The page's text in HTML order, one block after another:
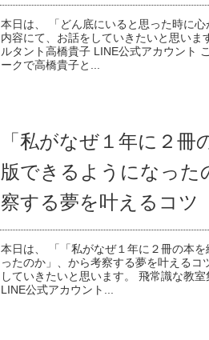
本日は、 「どん底にいると思った時に
内容にて、お話をしていきたいと思いま
ルタント高橋貴子 LINE公式アカウント
ークで高橋貴子と...
「私がなぜ１年に２冊
版できるようになった
察する夢を叶えるコツ
本日は、 「「私がなぜ１年に２冊の本
ったのか」、から考察する夢を叶えるコ
していきたいと思います。 飛常識な教
LINE公式アカウント...